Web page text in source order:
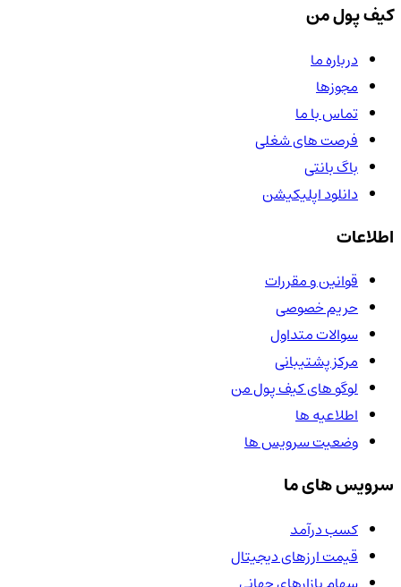
کیف پول من
درباره ما
مجوزها
تماس با ما
فرصت های شغلی
باگ بانتی
دانلود اپلیکیشن
اطلاعات
قوانین و مقررات
حریم خصوصی
سوالات متداول
مرکز پشتیبانی
لوگو های کیف پول من
اطلاعیه ها
وضعیت سرویس ها
سرویس های ما
کسب درآمد
قیمت ارزهای دیجیتال